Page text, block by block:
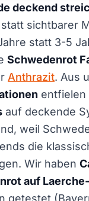
deckend
sichtbarer
statt 3-5
Schwedenrot
Anthrazit. Aus
entfielen
auf deckende
weil
die
Wir haben
auf
getestet